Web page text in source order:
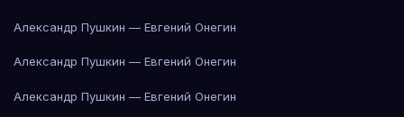
Александр Пушкин — Евгений Онегин
Александр Пушкин — Евгений Онегин
Александр Пушкин — Евгений Онегин